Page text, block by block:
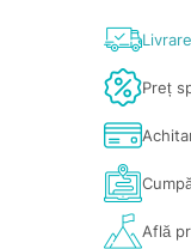
Preț
Află